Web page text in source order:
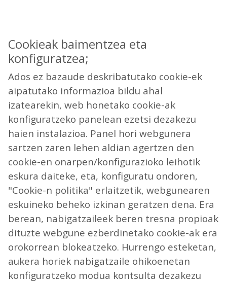
Cookieak baimentzea eta
konfiguratzea;
Ados ez bazaude deskribatutako cookie-ek
aipatutako informazioa bildu ahal
izatearekin, web honetako cookie-ak
konfiguratzeko panelean ezetsi dezakezu
haien instalazioa. Panel hori webgunera
sartzen zaren lehen aldian agertzen den
cookie-en onarpen/konfigurazioko leihotik
eskura daiteke, eta, konfiguratu ondoren,
"Cookie-n politika" erlaitzetik, webgunearen
eskuineko beheko izkinan geratzen dena. Era
berean, nabigatzaileek beren tresna propioak
dituzte webgune ezberdinetako cookie-ak era
orokorrean blokeatzeko. Hurrengo esteketan,
aukera horiek nabigatzaile ohikoenetan
konfiguratzeko modua kontsulta dezakezu